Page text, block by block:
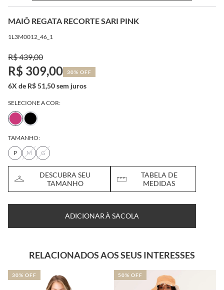
MAIÔ REGATA RECORTE SARI PINK
1L3M0012_46_1
R$ 439,00
R$ 309,00 30% OFF
6X de R$ 51,50 sem juros
SELECIONE A COR:
TAMANHO:
P
M G
DESCUBRA SEU
TAMANHO
TABELA DE
MEDIDAS
ADICIONAR À SACOLA
RELACIONADOS AOS SEUS INTERESSES
30% OFF 50% OFF